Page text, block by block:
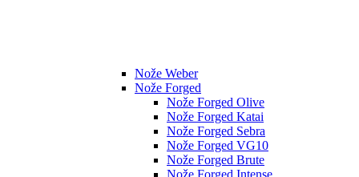
Nože Weber
Nože Forged
Nože Forged Olive
Nože Forged Katai
Nože Forged Sebra
Nože Forged VG10
Nože Forged Brute
Nože Forged Intense